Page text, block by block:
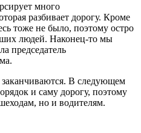
много
разбивает дорогу. Кроме
тоже не было, поэтому остро
людей. Наконец-то мы
председатель
В следующем
и саму дорогу, поэтому
но и водителям.